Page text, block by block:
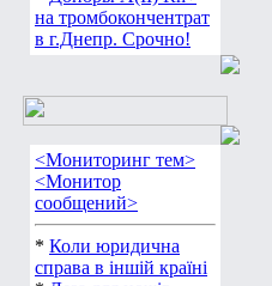
на тромбокончентрат
в г.Днепр. Срочно!
<Мониторинг тем>
<Монитор
сообщений>
* Коли юридична
справа в іншій країні